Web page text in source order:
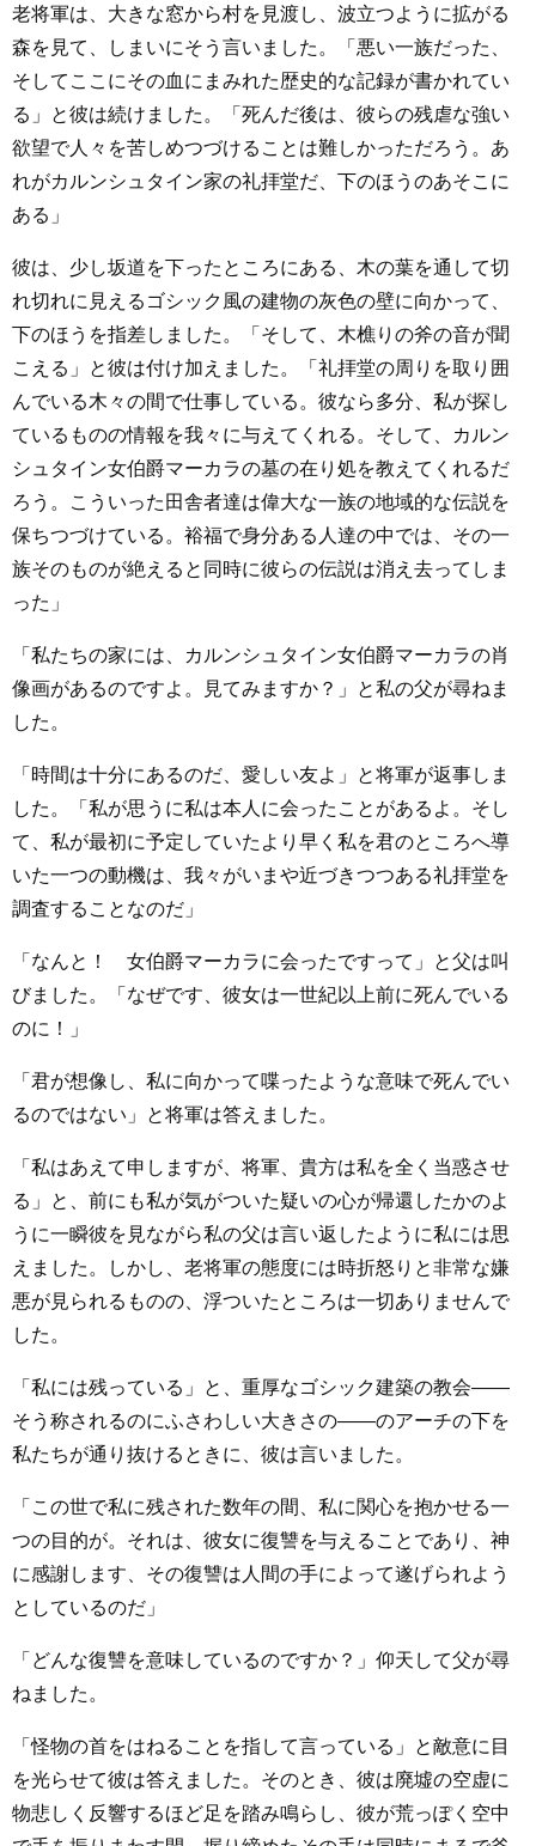
老将軍は、大きな窓から村を見渡し、波立つように拡がる
森を見て、しまいにそう言いました。「悪い一族だった、
そしてここにその血にまみれた歴史的な記録が書かれてい
る」と彼は続けました。「死んだ後は、彼らの残虐な強い
欲望で人々を苦しめつづけることは難しかっただろう。あ
れがカルンシュタイン家の礼拝堂だ、下のほうのあそこに
ある」
彼は、少し坂道を下ったところにある、木の葉を通して切
れ切れに見えるゴシック風の建物の灰色の壁に向かって、
下のほうを指差しました。「そして、木樵りの斧の音が聞
こえる」と彼は付け加えました。「礼拝堂の周りを取り囲
んでいる木々の間で仕事している。彼なら多分、私が探し
ているものの情報を我々に与えてくれる。そして、カルン
シュタイン女伯爵マーカラの墓の在り処を教えてくれるだ
ろう。こういった田舎者達は偉大な一族の地域的な伝説を
保ちつづけている。裕福で身分ある人達の中では、その一
族そのものが絶えると同時に彼らの伝説は消え去ってしま
った」
「私たちの家には、カルンシュタイン女伯爵マーカラの肖
像画があるのですよ。見てみますか？」と私の父が尋ねま
した。
「時間は十分にあるのだ、愛しい友よ」と将軍が返事しま
した。「私が思うに私は本人に会ったことがあるよ。そし
て、私が最初に予定していたより早く私を君のところへ導
いた一つの動機は、我々がいまや近づきつつある礼拝堂を
調査することなのだ」
「なんと！ 女伯爵マーカラに会ったですって」と父は叫
びました。「なぜです、彼女は一世紀以上前に死んでいる
のに！」
「君が想像し、私に向かって喋ったような意味で死んでい
るのではない」と将軍は答えました。
「私はあえて申しますが、将軍、貴方は私を全く当惑させ
る」と、前にも私が気がついた疑いの心が帰還したかのよ
うに一瞬彼を見ながら私の父は言い返したように私には思
えました。しかし、老将軍の態度には時折怒りと非常な嫌
悪が見られるものの、浮ついたところは一切ありませんで
した。
「私には残っている」と、重厚なゴシック建築の教会――
そう称されるのにふさわしい大きさの――のアーチの下を
私たちが通り抜けるときに、彼は言いました。
「この世で私に残された数年の間、私に関心を抱かせる一
つの目的が。それは、彼女に復讐を与えることであり、神
に感謝します、その復讐は人間の手によって遂げられよう
としているのだ」
「どんな復讐を意味しているのですか？」仰天して父が尋
ねました。
「怪物の首をはねることを指して言っている」と敵意に目
を光らせて彼は答えました。そのとき、彼は廃墟の空虚に
物悲しく反響するほど足を踏み鳴らし、彼が荒っぽく空中